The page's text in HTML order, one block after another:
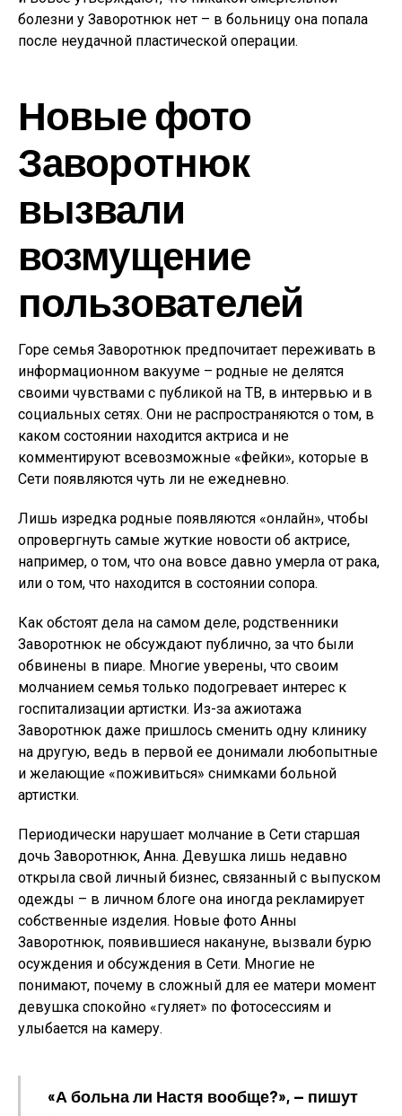
болезни у Заворотнюк нет – в больницу она попала
после неудачной пластической операции.
Новые фото
Заворотнюк
вызвали
возмущение
пользователей
Горе семья Заворотнюк предпочитает переживать в
информационном вакууме – родные не делятся
своими чувствами с публикой на ТВ, в интервью и в
социальных сетях. Они не распространяются о том, в
каком состоянии находится актриса и не
комментируют всевозможные «фейки», которые в
Сети появляются чуть ли не ежедневно.
Лишь изредка родные появляются «онлайн», чтобы
опровергнуть самые жуткие новости об актрисе,
например, о том, что она вовсе давно умерла от рака,
или о том, что находится в состоянии сопора.
Как обстоят дела на самом деле, родственники
Заворотнюк не обсуждают публично, за что были
обвинены в пиаре. Многие уверены, что своим
молчанием семья только подогревает интерес к
госпитализации артистки. Из-за ажиотажа
Заворотнюк даже пришлось сменить одну клинику
на другую, ведь в первой ее донимали любопытные
и желающие «поживиться» снимками больной
артистки.
Периодически нарушает молчание в Сети старшая
дочь Заворотнюк, Анна. Девушка лишь недавно
открыла свой личный бизнес, связанный с выпуском
одежды – в личном блоге она иногда рекламирует
собственные изделия. Новые фото Анны
Заворотнюк, появившиеся накануне, вызвали бурю
осуждения и обсуждения в Сети. Многие не
понимают, почему в сложный для ее матери момент
девушка спокойно «гуляет» по фотосессиям и
улыбается на камеру.
«А больна ли Настя вообще?», — пишут